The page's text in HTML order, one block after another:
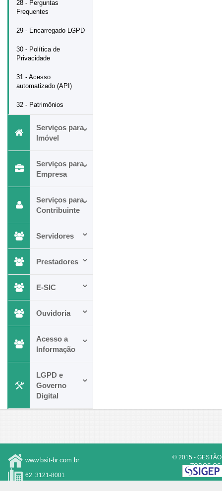
28 - Perguntas
Frequentes
29 - Encarregado LGPD
30 - Política de
Privacidade
31 - Acesso
automatizado (API)
32 - Patrimônios
Serviços para
Imóvel
Serviços para
Empresa
Serviços para
Contribuinte
Servidores
Prestadores
E-SIC
Ouvidoria
Acesso a
Informação
LGPD e
Governo
Digital
www.bsit-br.com.br
62. 3121-8001
© 2015 -
TODOS